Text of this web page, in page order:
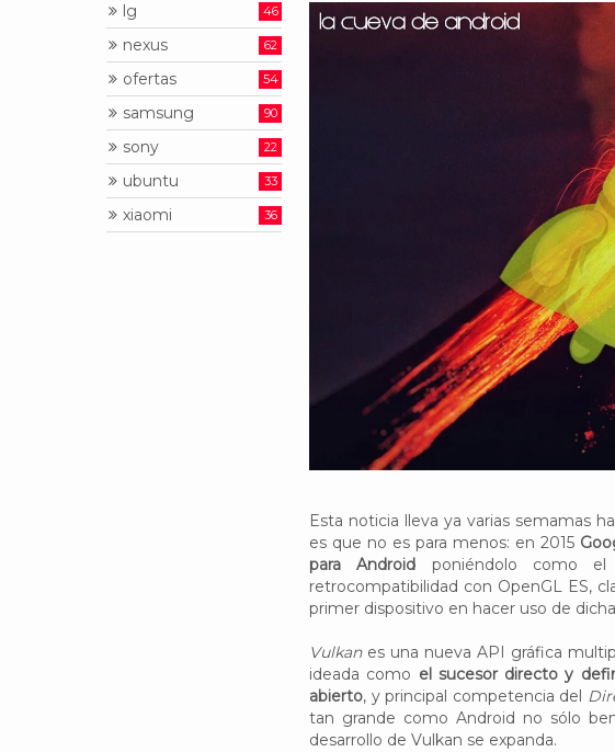
Esta noticia lleva ya varias semamas
es que no es para menos: en 2015
para Android poniéndolo como
retrocompatibilidad con OpenGL ES,
primer dispositivo en hacer uso de
Vulkanes una nueva API gráfica
ideada como el sucesor directo y
abierto, y principal competencia del
tan grande como Android no sólo
desarrollo de Vulkan se expanda.
lg 46
nexus 62
ofertas 54
samsung 90
sony 22
ubuntu 33
xiaomi 36